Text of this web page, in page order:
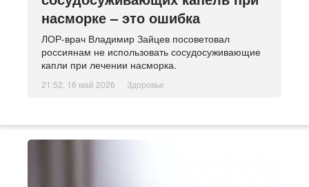
насморке – это ошибка
ЛОР-врач Владимир Зайцев посоветовал
россиянам не использовать сосудосуживающие
капли при лечении насморка.
21:52, 16 май 2026 Здоровье